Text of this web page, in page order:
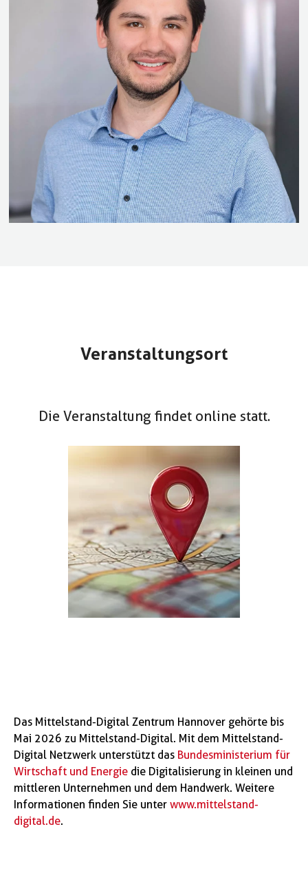
Veranstaltungsort
Die Veranstaltung findet online statt.
Das Mittelstand-Digital Zentrum Hannover gehörte bis
Mai 2026 zu Mittelstand-Digital. Mit dem Mittelstand-
Digital Netzwerk unterstützt das Bundesministerium für
Wirtschaft und Energie die Digitalisierung in kleinen und
mittleren Unternehmen und dem Handwerk. Weitere
Informationen finden Sie unter www.mittelstand-
digital.de.